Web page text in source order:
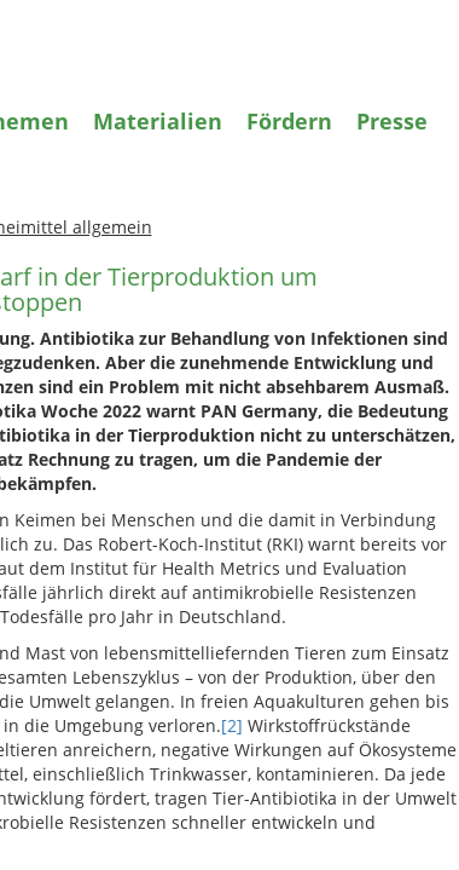
Materialien Fördern Presse
Handlungsbedarf in der Tierproduktion um
allgemein
in der Tierproduktion um
Antibiotika zur Behandlung von Infektionen sind
Aber die zunehmende Entwicklung und
sind ein Problem mit nicht absehbarem Ausmaß.
Woche 2022 warnt PAN Germany, die Bedeutung
in der Tierproduktion nicht zu unterschätzen,
Rechnung zu tragen, um die Pandemie der
Keimen bei Menschen und die damit in Verbindung
zu. Das Robert-Koch-Institut (RKI) warnt bereits vor
dem Institut für Health Metrics und Evaluation
jährlich direkt auf antimikrobielle Resistenzen
pro Jahr in Deutschland.
Mast von lebensmittelliefernden Tieren zum Einsatz
Lebenszyklus – von der Produktion, über den
Umwelt gelangen. In freien Aquakulturen gehen bis
die Umgebung verloren.[2] Wirkstoffrückstände
anreichern, negative Wirkungen auf Ökosysteme
einschließlich Trinkwasser, kontaminieren. Da jede
fördert, tragen Tier-Antibiotika in der Umwelt
Resistenzen schneller entwickeln und